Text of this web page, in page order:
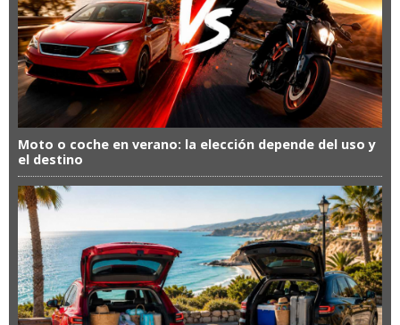
Moto o coche en verano: la elección depende del uso y
el destino